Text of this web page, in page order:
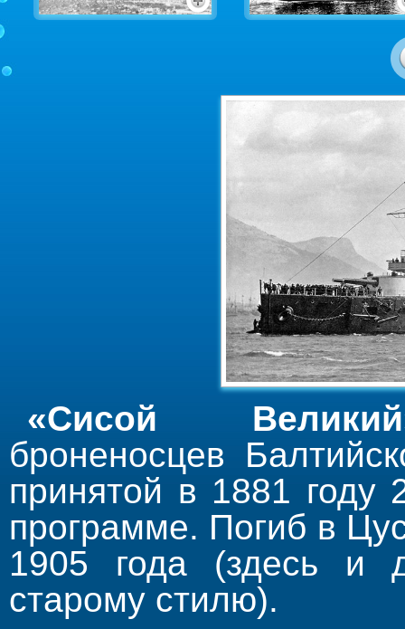
«Сисой
броненосцев
принятой в 1881 году
программе. Погиб в
1905 года (здесь и
старому стилю).